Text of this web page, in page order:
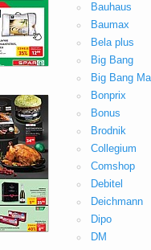
Bauhaus
Baumax
Bela plus
Big Bang
Big Bang
Bonprix
Bonus
Brodnik
Collegium
Comshop
Debitel
Deichmann
Dipo
DM